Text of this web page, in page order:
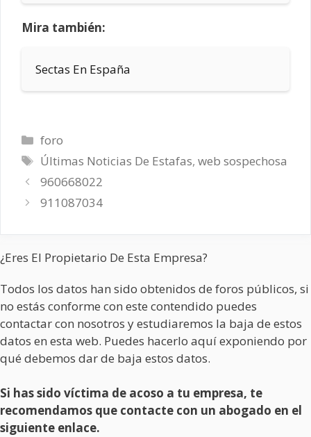
Mira también:
Sectas En España
Categorías
foro
Etiquetas
Últimas Noticias De Estafas,web sospechosa
960668022
911087034
¿Eres El Propietario De Esta Empresa?
Todos los datos han sido obtenidos de foros públicos, si
no estás conforme con este contendido puedes
contactar con nosotros y estudiaremos la baja de estos
datos en esta web. Puedes hacerlo aquí exponiendo por
qué debemos dar de baja estos datos.
Si has sido víctima de acoso a tu empresa, te
recomendamos que contacte con un abogado en el
siguiente enlace.